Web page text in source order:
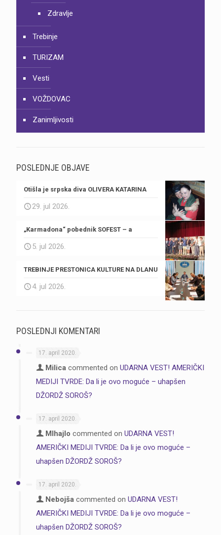
Zdravlje
Trebinje
TURIZAM
Vesti
VOŽDOVAC
Zanimljivosti
POSLEDNJE OBJAVE
Otišla je srpska diva OLIVERA KATARINA
29. jul 2026.
„Karmadona“ pobednik SOFEST – a
5. jul 2026.
TREBINJE PRESTONICA KULTURE NA DLANU
4. jul 2026.
POSLEDNJI KOMENTARI
17. april 2020.
Milica commented on UDARNA VEST! AMERIČKI
MEDIJI TVRDE: Da li je ovo moguće – uhapšen
DŽORDŽ SOROŠ?
17. april 2020.
MIhajlo commented on UDARNA VEST!
AMERIČKI MEDIJI TVRDE: Da li je ovo moguće –
uhapšen DŽORDŽ SOROŠ?
17. april 2020.
Nebojša commented on UDARNA VEST!
AMERIČKI MEDIJI TVRDE: Da li je ovo moguće –
uhapšen DŽORDŽ SOROŠ?